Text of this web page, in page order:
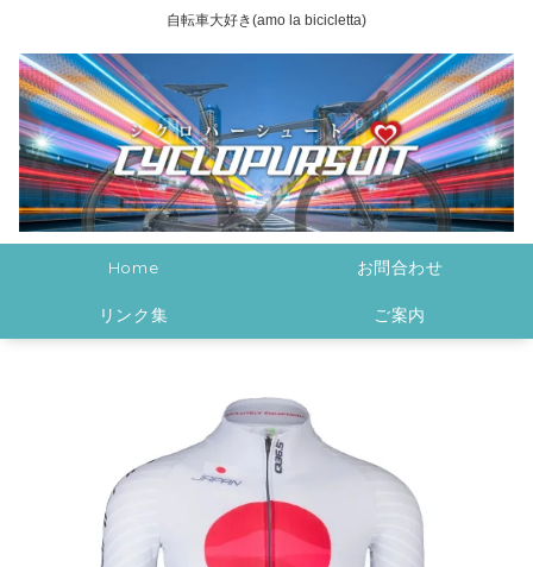
自転車大好き(amo la bicicletta)
Home お問合わせ
リンク集 ご案内